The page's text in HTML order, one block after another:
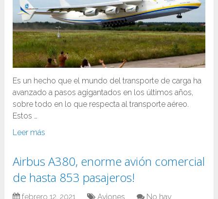
Es un hecho que el mundo del transporte de carga ha
avanzado a pasos agigantados en los últimos años,
sobre todo en lo que respecta al transporte aéreo.
Estos …
Leer más
Airbus A380, enorme avión comercial
de hasta 853 pasajeros!
febrero 12, 2021 Aviones
No hay